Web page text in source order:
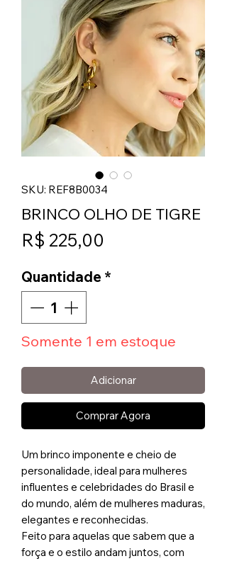
SKU: REF8B0034
BRINCO OLHO DE TIGRE
R$ 225,00
Quantidade *
Somente 1 em estoque
Adicionar
Comprar Agora
Um brinco imponente e cheio de
personalidade, ideal para mulheres
influentes e celebridades do Brasil e
do mundo, além de mulheres maduras,
elegantes e reconhecidas.
Feito para aquelas que sabem que a
força e o estilo andam juntos, com